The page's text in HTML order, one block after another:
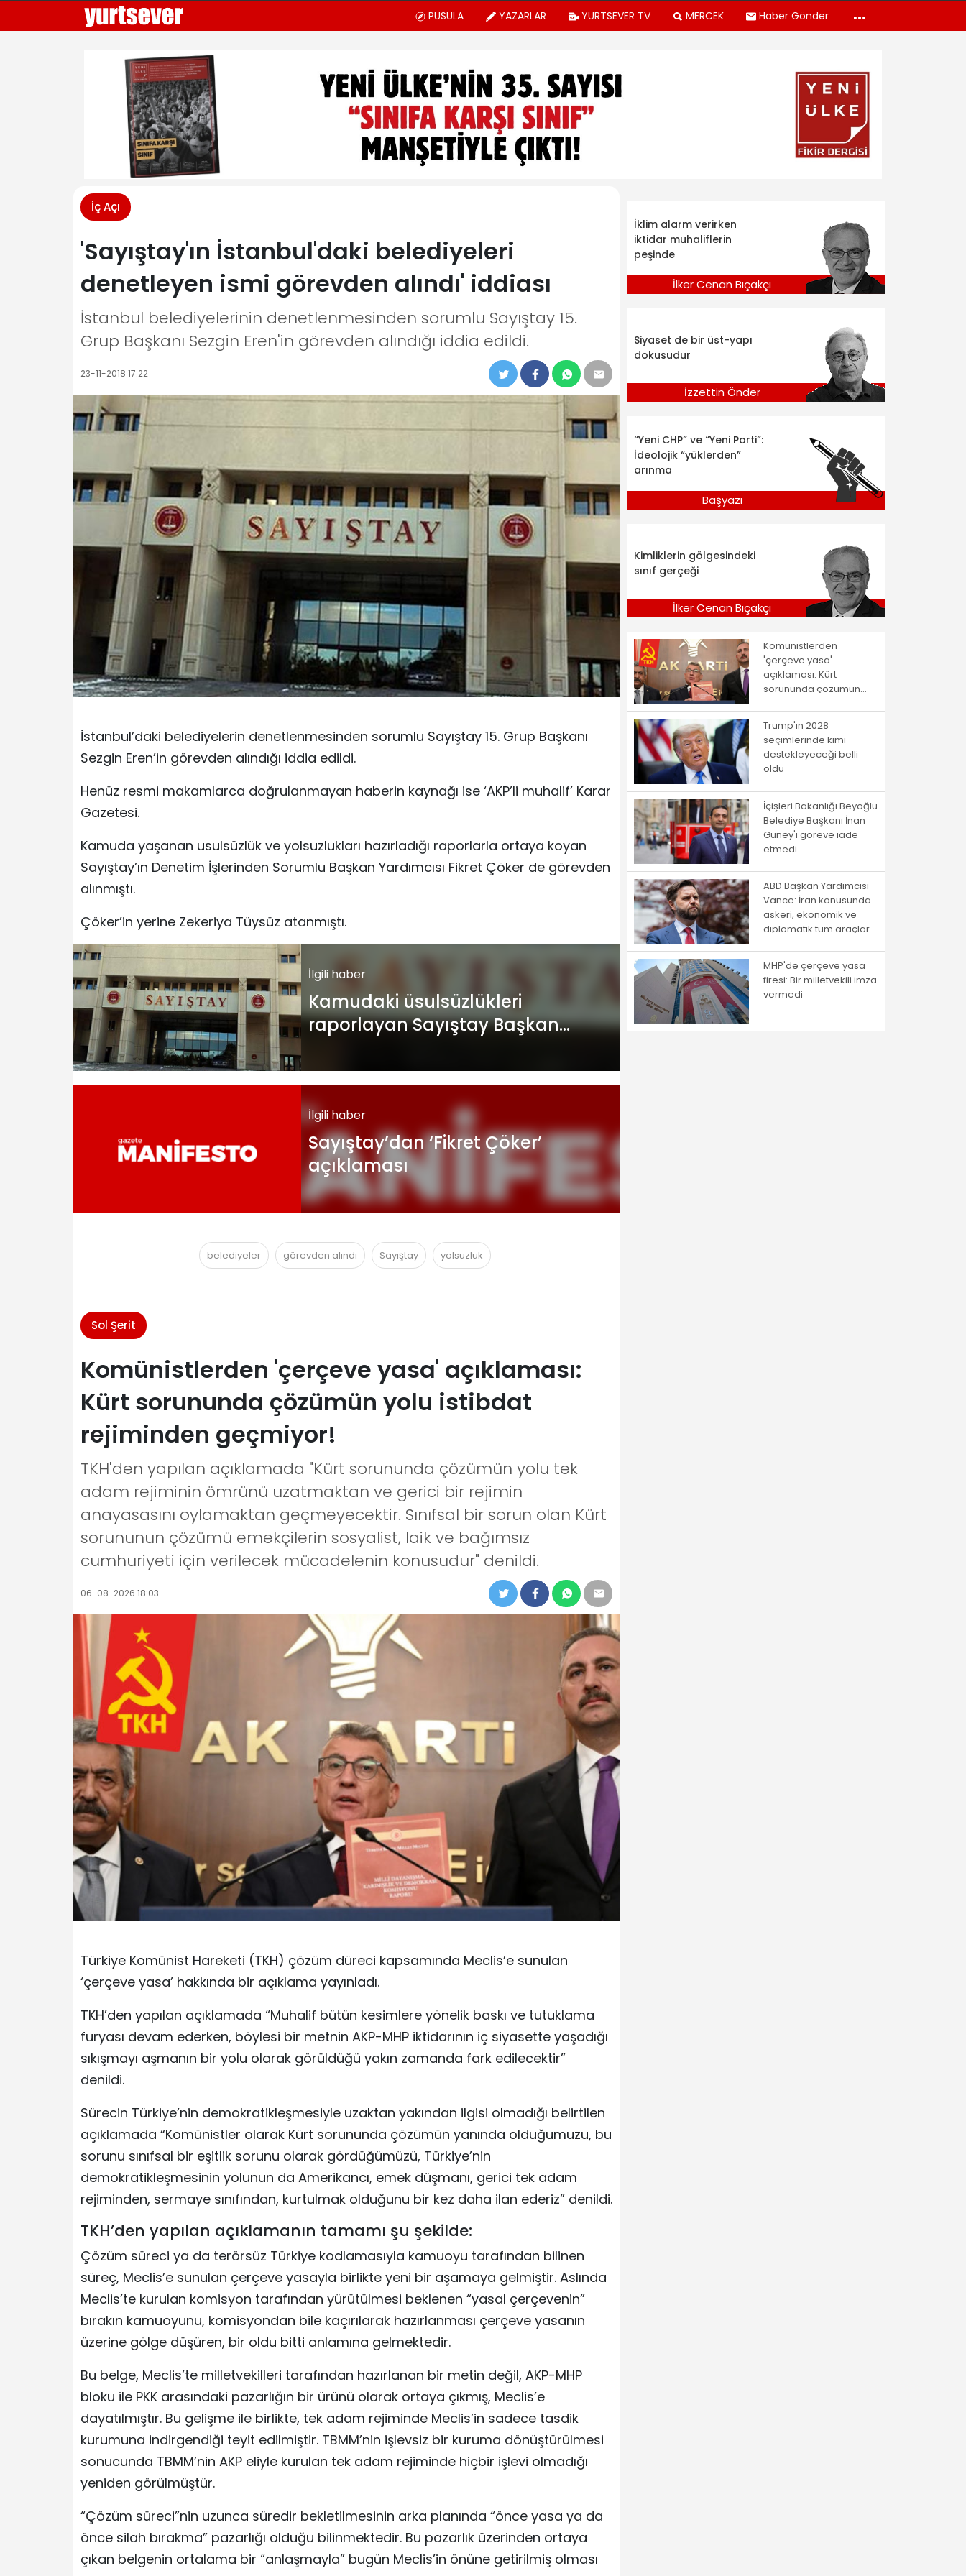
PUSULA YAZARLAR YURTSEVER TV MERCEK Haber Gönder
İç Açı
'Sayıştay'ın İstanbul'daki belediyeleri
denetleyen ismi görevden alındı' iddiası
İstanbul belediyelerinin denetlenmesinden sorumlu Sayıştay 15.
Grup Başkanı Sezgin Eren'in görevden alındığı iddia edildi.
23-11-2018 17:22
İstanbul’daki belediyelerin denetlenmesinden sorumlu Sayıştay 15. Grup Başkanı
Sezgin Eren’in görevden alındığı iddia edildi.
Henüz resmi makamlarca doğrulanmayan haberin kaynağı ise ‘AKP’li muhalif’ Karar
Gazetesi.
Kamuda yaşanan usulsüzlük ve yolsuzlukları hazırladığı raporlarla ortaya koyan
Sayıştay’ın Denetim İşlerinden Sorumlu Başkan Yardımcısı Fikret Çöker de görevden
alınmıştı.
Çöker’in yerine Zekeriya Tüysüz atanmıştı.
İlgili haber
Kamudaki üsulsüzlükleri
raporlayan Sayıştay Başkan
İlgili haber
Sayıştay’dan ‘Fikret Çöker’
açıklaması
belediyeler görevden alındı Sayıştay yolsuzluk
Sol Şerit
Komünistlerden 'çerçeve yasa' açıklaması:
Kürt sorununda çözümün yolu istibdat
rejiminden geçmiyor!
TKH'den yapılan açıklamada "Kürt sorununda çözümün yolu tek
adam rejiminin ömrünü uzatmaktan ve gerici bir rejimin
anayasasını oylamaktan geçmeyecektir. Sınıfsal bir sorun olan Kürt
sorununun çözümü emekçilerin sosyalist, laik ve bağımsız
cumhuriyeti için verilecek mücadelenin konusudur" denildi.
06-08-2026 18:03
Türkiye Komünist Hareketi (TKH) çözüm düreci kapsamında Meclis’e sunulan
‘çerçeve yasa’ hakkında bir açıklama yayınladı.
TKH’den yapılan açıklamada “Muhalif bütün kesimlere yönelik baskı ve tutuklama
furyası devam ederken, böylesi bir metnin AKP-MHP iktidarının iç siyasette yaşadığı
sıkışmayı aşmanın bir yolu olarak görüldüğü yakın zamanda fark edilecektir”
denildi.
Sürecin Türkiye’nin demokratikleşmesiyle uzaktan yakından ilgisi olmadığı belirtilen
açıklamada “Komünistler olarak Kürt sorununda çözümün yanında olduğumuzu, bu
sorunu sınıfsal bir eşitlik sorunu olarak gördüğümüzü, Türkiye’nin
demokratikleşmesinin yolunun da Amerikancı, emek düşmanı, gerici tek adam
rejiminden, sermaye sınıfından, kurtulmak olduğunu bir kez daha ilan ederiz” denildi.
TKH’den yapılan açıklamanın tamamı şu şekilde:
Çözüm süreci ya da terörsüz Türkiye kodlamasıyla kamuoyu tarafından bilinen
süreç, Meclis’e sunulan çerçeve yasayla birlikte yeni bir aşamaya gelmiştir. Aslında
Meclis’te kurulan komisyon tarafından yürütülmesi beklenen “yasal çerçevenin”
bırakın kamuoyunu, komisyondan bile kaçırılarak hazırlanması çerçeve yasanın
üzerine gölge düşüren, bir oldu bitti anlamına gelmektedir.
Bu belge, Meclis’te milletvekilleri tarafından hazırlanan bir metin değil, AKP-MHP
bloku ile PKK arasındaki pazarlığın bir ürünü olarak ortaya çıkmış, Meclis’e
dayatılmıştır. Bu gelişme ile birlikte, tek adam rejiminde Meclis’in sadece tasdik
kurumuna indirgendiği teyit edilmiştir. TBMM’nin işlevsiz bir kuruma dönüştürülmesi
sonucunda TBMM’nin AKP eliyle kurulan tek adam rejiminde hiçbir işlevi olmadığı
yeniden görülmüştür.
“Çözüm süreci”nin uzunca süredir bekletilmesinin arka planında “önce yasa ya da
önce silah bırakma” pazarlığı olduğu bilinmektedir. Bu pazarlık üzerinden ortaya
çıkan belgenin ortalama bir “anlaşmayla” bugün Meclis’in önüne getirilmiş olması
İklim alarm verirken
iktidar muhaliflerin
peşinde
İlker Cenan Bıçakçı
Siyaset de bir üst-yapı
dokusudur
İzzettin Önder
“Yeni CHP” ve “Yeni Parti”:
İdeolojik “yüklerden”
arınma
Başyazı
Kimliklerin gölgesindeki
sınıf gerçeği
İlker Cenan Bıçakçı
Komünistlerden
'çerçeve yasa'
açıklaması: Kürt
sorununda çözümün
geçmiyor!
Trump'ın 2028
seçimlerinde kimi
destekleyeceği belli
oldu
İçişleri Bakanlığı Beyoğlu
Belediye Başkanı İnan
Güney'i göreve iade
etmedi
ABD Başkan Yardımcısı
Vance: İran konusunda
askeri, ekonomik ve
diplomatik tüm araçlar
MHP'de çerçeve yasa
firesi: Bir milletvekili imza
vermedi